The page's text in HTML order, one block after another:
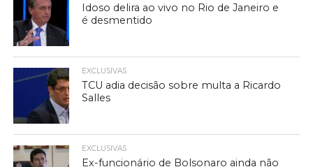
Idoso delira ao vivo no Rio de Janeiro e
é desmentido
EXCLUSIVAS
TCU adia decisão sobre multa a Ricardo
Salles
EXCLUSIVAS
Ex-funcionário de Bolsonaro ainda não